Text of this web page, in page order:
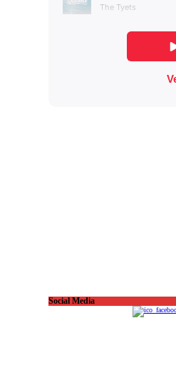
Social Media